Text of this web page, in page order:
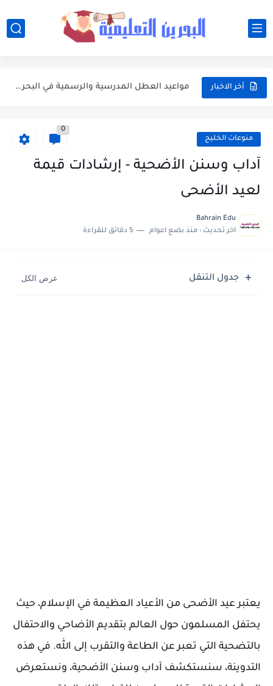
أخر الاخبار
أفضل النصائح لإدارة ميزانية الأسرة عند شراء مستلزمات المدرسة
مواعيد العطل المدرسية والرسمية في البحرين خلال العام الدراسي 2026-2027
مواعيد بداية ونهاية الفصول الدراسية في البحرين للعام الدراسي 2026-2027 منوعات الخليج
0
آداب وسنن الأضحية - إرشادات قيمة
لعيد الأضحى
Bahrain Edu
اخر تحديث : منذ بضع اعوام 5 دقائق للقراءة
جدول التنقل
يعتبر عيد الأضحى من الأعياد العظيمة في الإسلام، حيث
يحتفل المسلمون حول العالم بتقديم الأضاحي والاحتفال
بالتضحية التي تعبر عن الطاعة والتقرب إلى الله. في هذه
التدوينة، سنستكشف آداب وسنن الأضحية، ونستعرض